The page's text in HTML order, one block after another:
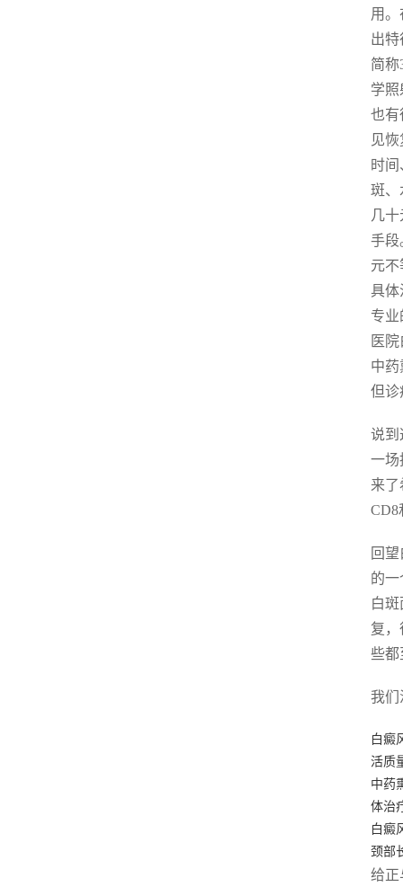
用
出
简称
学
也有
见
时
斑、
几
手段
元
具体
专
医
中药
但诊
说到
一场
来
CD8
回
的一
白
复
些都
我们
白癜
活质
中药
体治
白癜
颈部
给正